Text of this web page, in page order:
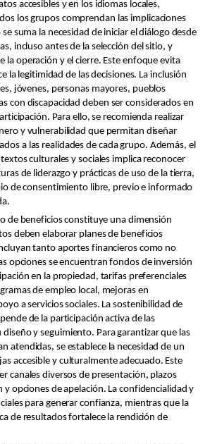
accesibles y en los idiomas locales,
los grupos comprendan las implicaciones
suma la necesidad de iniciar el diálogo desde
incluso antes de la selección del sitio, y
la operación y el cierre. Este enfoque evita
la legitimidad de las decisiones. La inclusión
jóvenes, personas mayores, pueblos
con discapacidad deben ser considerados en
Para ello, se recomienda realizar
y vulnerabilidad que permitan diseñar
a las realidades de cada grupo. Además, el
culturales y sociales implica reconocer
de liderazgo y prácticas de uso de la tierra,
de consentimiento libre, previo e informado
de beneficios constituye una dimensión
deben elaborar planes de beneficios
tanto aportes financieros como no
opciones se encuentran fondos de inversión
en la propiedad, tarifas preferenciales
de empleo local, mejoras en
a servicios sociales. La sostenibilidad de
de la participación activa de las
y seguimiento. Para garantizar que las
atendidas, se establece la necesidad de un
accesible y culturalmente adecuado. Este
canales diversos de presentación, plazos
y opciones de apelación. La confidencialidad y
para generar confianza, mientras que la
de resultados fortalece la rendición de